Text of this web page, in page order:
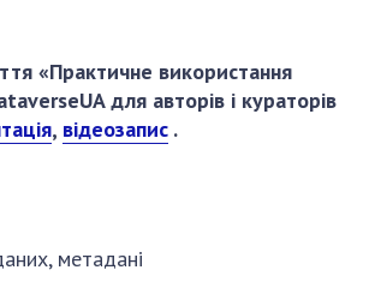
«Практичне використання
для авторів і кураторів
, відеозапис .
метадані